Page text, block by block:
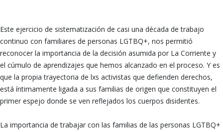
Este ejercicio de sistematización de casi una década de trabajo
continuo con familiares de personas LGTBQ+, nos permitió
reconocer la importancia de la decisión asumida por La Corriente y
el cúmulo de aprendizajes que hemos alcanzado en el proceso. Y es
que la propia trayectoria de lxs activistas que defienden derechos,
está íntimamente ligada a sus familias de origen que constituyen el
primer espejo donde se ven reflejados los cuerpos disidentes.
La importancia de trabajar con las familias de las personas LGTBQ+